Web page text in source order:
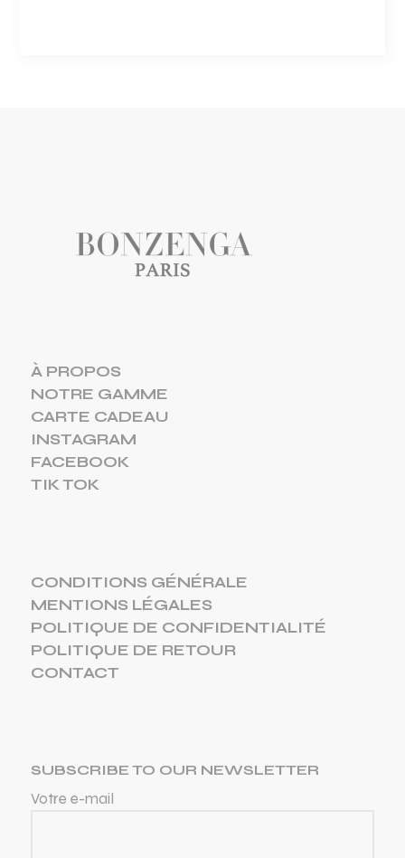
À PROPOS
NOTRE GAMME
CARTE CADEAU
INSTAGRAM
FACEBOOK
TIK TOK
CONDITIONS GÉNÉRALE
MENTIONS LÉGALES
POLITIQUE DE CONFIDENTIALITÉ
POLITIQUE DE RETOUR
CONTACT
SUBSCRIBE TO OUR NEWSLETTER
Votre e-mail